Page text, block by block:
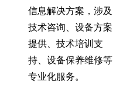
信息解决方案，涉及
技术咨询、设备方案
提供、技术培训支
持、设备保养维修等
专业化服务。